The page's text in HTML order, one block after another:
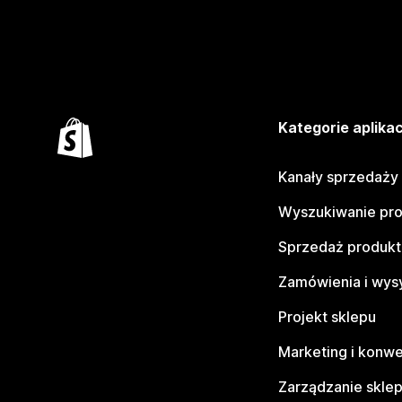
Kategorie
Kanały sprzedaży
Wyszukiwanie
Sprzedaż
Zamówienia i
Projekt sklepu
Marketing i
Zarządzanie